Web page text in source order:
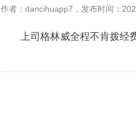
作者：dancihuapp7，发布时间：
上司格林威全程不肯拨经费